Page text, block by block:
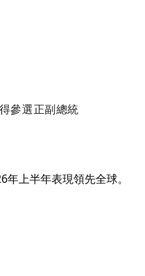
參選正副總統